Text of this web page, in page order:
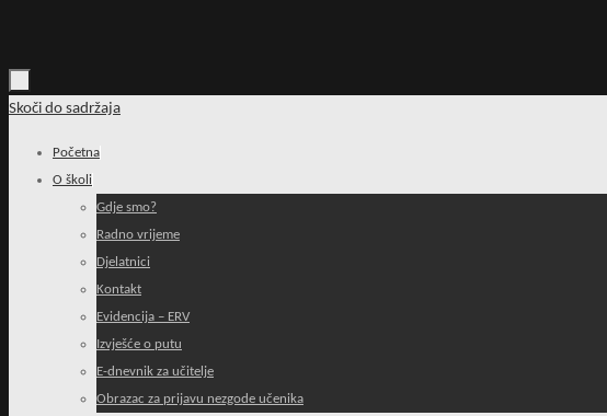
Skoči do sadržaja
Početna
O školi
Gdje smo?
Radno vrijeme
Djelatnici
Kontakt
Evidencija – ERV
Izvješće o putu
E-dnevnik za učitelje
Obrazac za prijavu nezgode učenika